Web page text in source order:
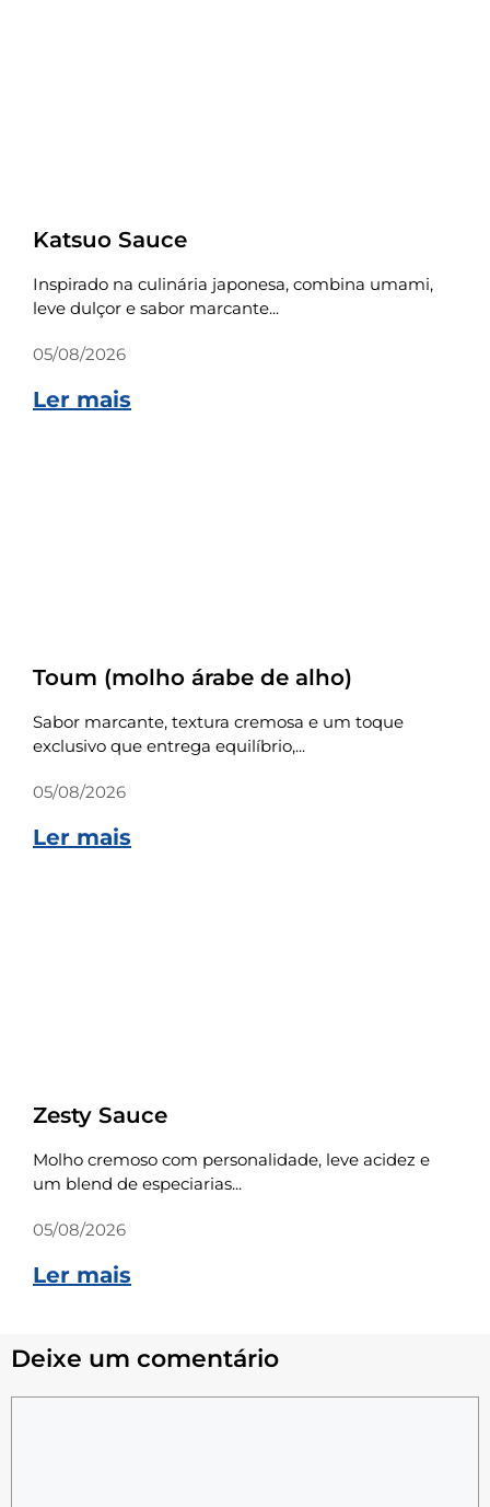
Katsuo Sauce
Inspirado na culinária japonesa, combina umami,
leve dulçor e sabor marcante...
05/08/2026
Ler mais
Toum (molho árabe de alho)
Sabor marcante, textura cremosa e um toque
exclusivo que entrega equilíbrio,...
05/08/2026
Ler mais
Zesty Sauce
Molho cremoso com personalidade, leve acidez e
um blend de especiarias...
05/08/2026
Ler mais
Deixe um comentário